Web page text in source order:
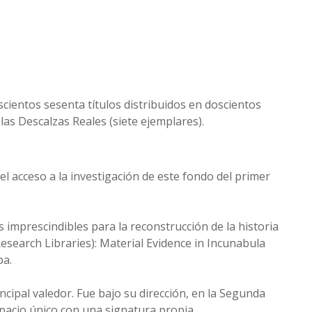
sesenta títulos distribuidos en doscientos
Descalzas Reales (siete ejemplares).
acceso a la investigación de este fondo del primer
imprescindibles para la reconstrucción de la historia
Libraries): Material Evidence in Incunabula
valedor. Fue bajo su dirección, en la Segunda